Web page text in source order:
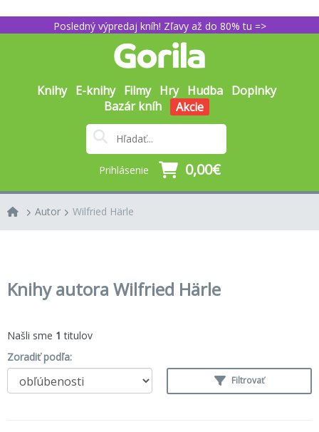
Posledný výpredaj kníh! Zľavy až do 80% tu =>
Knihy E-knihy Filmy Hry Hudba Doplnky
Bazár kníh
Akcie
Prihlásenie 0,00€
Autor Wilfried Härle
Knihy autora Wilfried Härle
Našli sme 1 titulov
Zoradiť podľa:
Filtrovať